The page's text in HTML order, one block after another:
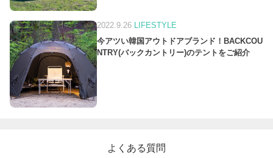
2022.9.26
LIFESTYLE
今アツい韓国アウトドアブランド！BACKCOU
NTRY(バックカントリー)のテントをご紹介
よくある質問